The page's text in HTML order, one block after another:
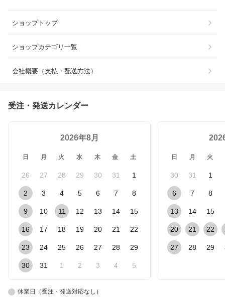
ショップトップ
ショップカテゴリ一覧
会社概要（支払・配送方法）
受注・発送カレンダー
2026年8月
日 月 火 水 木 金 土
26 27 28 29 30 31 1
2 3 4 5 6 7 8
9 10 11 12 13 14 15
16 17 18 19 20 21 22
23 24 25 26 27 28 29
30 31 1 2 3 4 5
日 月 火
30 31 1
6 7 8
13 14 15
20 21 22
27 28 29
休業日（受注・発送対応なし）